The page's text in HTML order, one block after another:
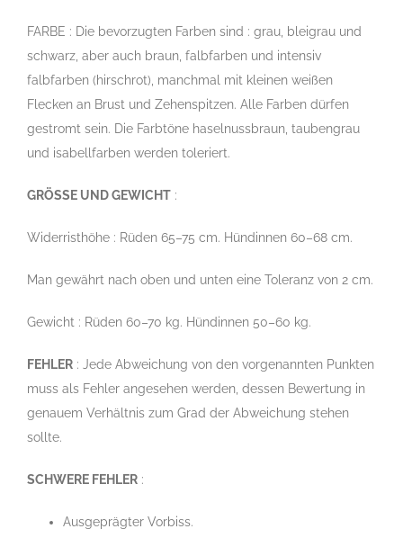
FARBE : Die bevorzugten Farben sind : grau, bleigrau und
schwarz, aber auch braun, falbfarben und intensiv
falbfarben (hirschrot), manchmal mit kleinen weißen
Flecken an Brust und Zehenspitzen. Alle Farben dürfen
gestromt sein. Die Farbtöne haselnussbraun, taubengrau
und isabellfarben werden toleriert.
GRÖSSE UND GEWICHT :
Widerristhöhe : Rüden 65–75 cm. Hündinnen 60–68 cm.
Man gewährt nach oben und unten eine Toleranz von 2 cm.
Gewicht : Rüden 60–70 kg. Hündinnen 50–60 kg.
FEHLER : Jede Abweichung von den vorgenannten Punkten
muss als Fehler angesehen werden, dessen Bewertung in
genauem Verhältnis zum Grad der Abweichung stehen
sollte.
SCHWERE FEHLER :
Ausgeprägter Vorbiss.